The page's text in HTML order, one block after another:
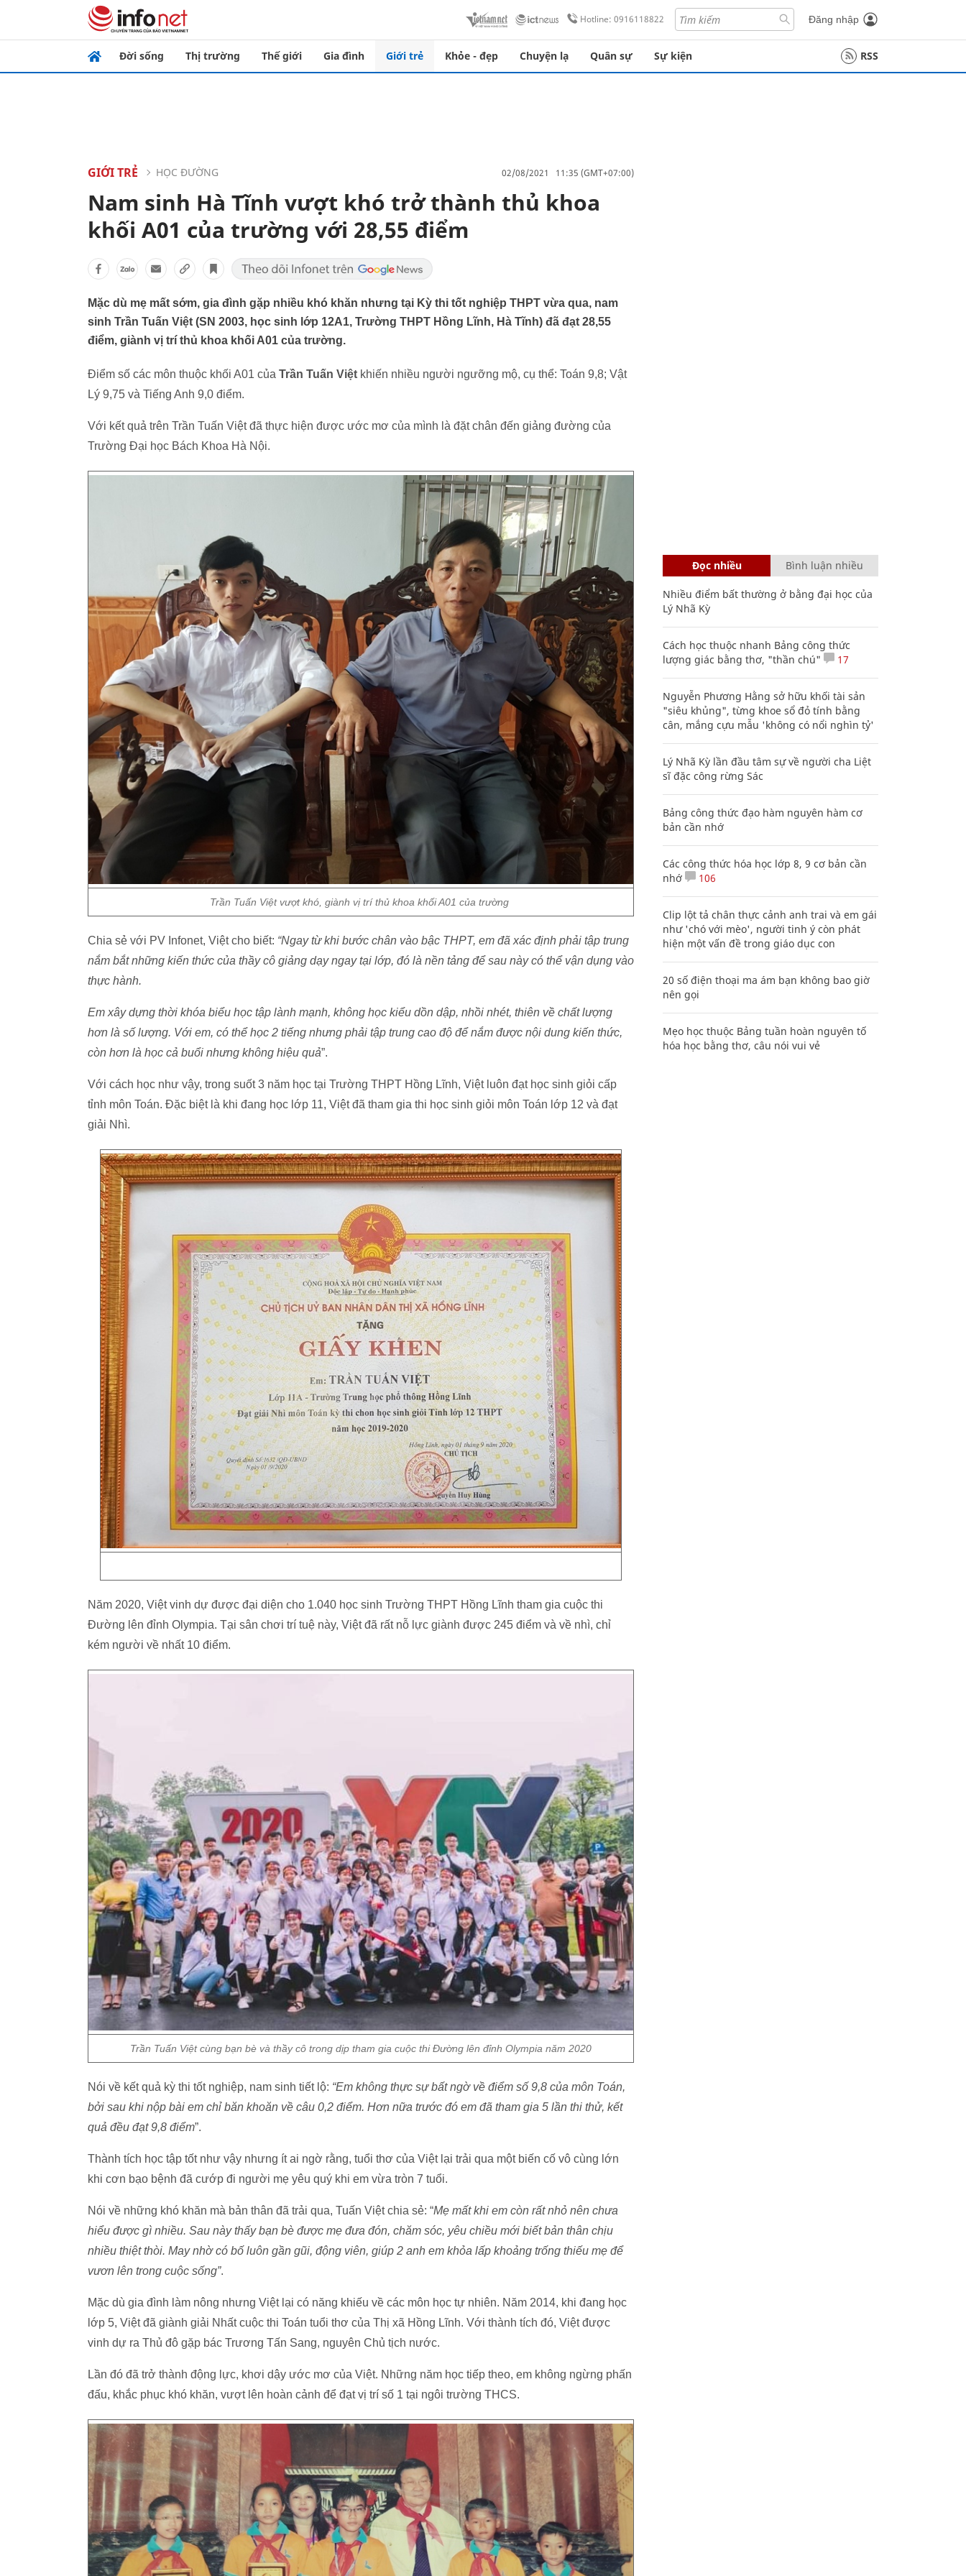
Hotline: 0916118822 Đăng nhập
Đời sống Thị trường Thế giới Gia đình Giới trẻ Khỏe - đẹp Chuyện lạ Quân sự Sự kiện RSS
GIỚI TRẺ HỌC ĐƯỜNG 02/08/2021 11:35 (GMT+07:00)
Nam sinh Hà Tĩnh vượt khó trở thành thủ khoa
khối A01 của trường với 28,55 điểm
Mặc dù mẹ mất sớm, gia đình gặp nhiều khó khăn nhưng tại Kỳ thi tốt nghiệp THPT vừa qua, nam
sinh Trần Tuấn Việt (SN 2003, học sinh lớp 12A1, Trường THPT Hồng Lĩnh, Hà Tĩnh) đã đạt 28,55
điểm, giành vị trí thủ khoa khối A01 của trường.
Điểm số các môn thuộc khối A01 của Trần Tuấn Việt khiến nhiều người ngưỡng mộ, cụ thể: Toán 9,8; Vật
Lý 9,75 và Tiếng Anh 9,0 điểm.
Với kết quả trên Trần Tuấn Việt đã thực hiện được ước mơ của mình là đặt chân đến giảng đường của
Trường Đại học Bách Khoa Hà Nội.
Trần Tuấn Việt vượt khó, giành vị trí thủ khoa khối A01 của trường
Chia sẻ với PV Infonet, Việt cho biết: “Ngay từ khi bước chân vào bậc THPT, em đã xác định phải tập trung
nắm bắt những kiến thức của thầy cô giảng dạy ngay tại lớp, đó là nền tảng để sau này có thể vận dụng vào
thực hành.
Em xây dựng thời khóa biểu học tập lành mạnh, không học kiểu dồn dập, nhồi nhét, thiên về chất lượng
hơn là số lượng. Với em, có thể học 2 tiếng nhưng phải tập trung cao độ để nắm được nội dung kiến thức,
còn hơn là học cả buổi nhưng không hiệu quả”.
Với cách học như vậy, trong suốt 3 năm học tại Trường THPT Hồng Lĩnh, Việt luôn đạt học sinh giỏi cấp
tỉnh môn Toán. Đặc biệt là khi đang học lớp 11, Việt đã tham gia thi học sinh giỏi môn Toán lớp 12 và đạt
giải Nhì.
Năm 2020, Việt vinh dự được đại diện cho 1.040 học sinh Trường THPT Hồng Lĩnh tham gia cuộc thi
Đường lên đỉnh Olympia. Tại sân chơi trí tuệ này, Việt đã rất nỗ lực giành được 245 điểm và về nhì, chỉ
kém người về nhất 10 điểm.
Trần Tuấn Việt cùng bạn bè và thầy cô trong dịp tham gia cuộc thi Đường lên đỉnh Olympia năm 2020
Nói về kết quả kỳ thi tốt nghiệp, nam sinh tiết lộ: “Em không thực sự bất ngờ về điểm số 9,8 của môn Toán,
bởi sau khi nộp bài em chỉ băn khoăn về câu 0,2 điểm. Hơn nữa trước đó em đã tham gia 5 lần thi thử, kết
quả đều đạt 9,8 điểm”.
Thành tích học tập tốt như vậy nhưng ít ai ngờ rằng, tuổi thơ của Việt lại trải qua một biến cố vô cùng lớn
khi cơn bạo bệnh đã cướp đi người mẹ yêu quý khi em vừa tròn 7 tuổi.
Nói về những khó khăn mà bản thân đã trải qua, Tuấn Việt chia sẻ: “Mẹ mất khi em còn rất nhỏ nên chưa
hiểu được gì nhiều. Sau này thấy bạn bè được mẹ đưa đón, chăm sóc, yêu chiều mới biết bản thân chịu
nhiều thiệt thòi. May nhờ có bố luôn gần gũi, động viên, giúp 2 anh em khỏa lấp khoảng trống thiếu mẹ để
vươn lên trong cuộc sống”.
Mặc dù gia đình làm nông nhưng Việt lại có năng khiếu về các môn học tự nhiên. Năm 2014, khi đang học
lớp 5, Việt đã giành giải Nhất cuộc thi Toán tuổi thơ của Thị xã Hồng Lĩnh. Với thành tích đó, Việt được
vinh dự ra Thủ đô gặp bác Trương Tấn Sang, nguyên Chủ tịch nước.
Lần đó đã trở thành động lực, khơi dậy ước mơ của Việt. Những năm học tiếp theo, em không ngừng phấn
đấu, khắc phục khó khăn, vượt lên hoàn cảnh để đạt vị trí số 1 tại ngôi trường THCS.
Đọc nhiều Bình luận nhiều
Nhiều điểm bất thường ở bằng đại học của
Lý Nhã Kỳ
Cách học thuộc nhanh Bảng công thức
lượng giác bằng thơ, "thần chú"
17
Nguyễn Phương Hằng sở hữu khối tài sản
"siêu khủng", từng khoe sổ đỏ tính bằng
cân, mắng cựu mẫu 'không có nổi nghìn tỷ'
Lý Nhã Kỳ lần đầu tâm sự về người cha Liệt
sĩ đặc công rừng Sác
Bảng công thức đạo hàm nguyên hàm cơ
bản cần nhớ
Các công thức hóa học lớp 8, 9 cơ bản cần
nhớ
106
Clip lột tả chân thực cảnh anh trai và em gái
như 'chó với mèo', người tinh ý còn phát
hiện một vấn đề trong giáo dục con
20 số điện thoại ma ám bạn không bao giờ
nên gọi
Mẹo học thuộc Bảng tuần hoàn nguyên tố
hóa học bằng thơ, câu nói vui vẻ